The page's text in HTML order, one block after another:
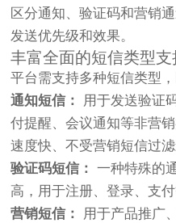
区分通知、验证码和营销
发送优先级和效果。
丰富全面的短信类型支
平台需支持多种短信类型
通知短信：
用于发送验证
付提醒、会议通知等非营
速度快、不受营销短信过滤
验证码短信：
一种特殊的
高，用于注册、登录、支
营销短信：
用于产品推广